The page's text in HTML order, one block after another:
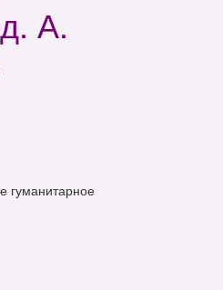
А.
гуманитарное